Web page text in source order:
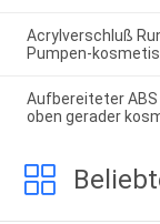
Acrylverschluß
Pumpen-
Aufbereiteter
oben gerader